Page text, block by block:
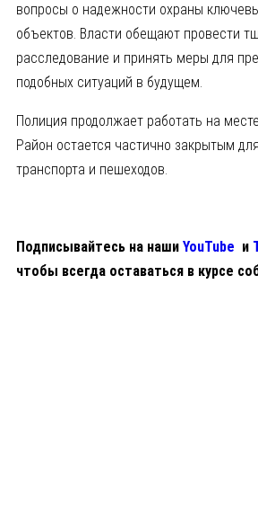
вопросы о надежности охраны
объектов. Власти обещают провести
расследование и принять меры для
подобных ситуаций в будущем.
Полиция продолжает работать на
Район остается частично закрытым
транспорта и пешеходов.
Подписывайтесь на наши YouTube и
чтобы всегда оставаться в курсе